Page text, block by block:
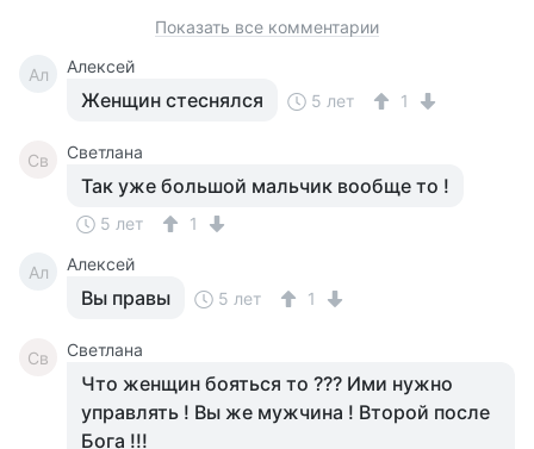
Показать все комментарии
Ал Алексей
Женщин стеснялся 5 лет 1
Св Светлана
Так уже большой мальчик вообще то !
5 лет 1
Ал Алексей
Вы правы 5 лет 1
Св Светлана
Что женщин бояться то ??? Ими нужно
управлять ! Вы же мужчина ! Второй после
Бога !!!